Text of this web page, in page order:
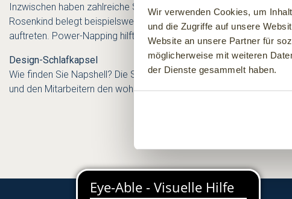
Wir verwenden Cookies, um
und die Zugriffe auf unsere
Website an unsere Partner für
möglicherweise mit weiteren
der Dienste gesammelt haben.
Inzwischen haben zahlreiche Studien von renommierten
Rosenkind belegt beispielsweise, dass der Kurzschlaf die
auftreten. Power-Napping hilft auch gegen Burn-out und vermindert
Design-Schlafkapsel
Wie finden Sie Napshell? Die Schlafkapsel ist natürlich ein
und den Mitarbeitern den wohltuenden Mittagsschlaf gönnen :-)